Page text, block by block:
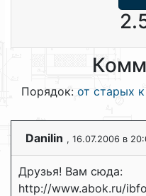
Порядок: от старых
Dаnilin , 16.07.2006 в
Друзья! Вам сюда:
http://www.abok.ru/